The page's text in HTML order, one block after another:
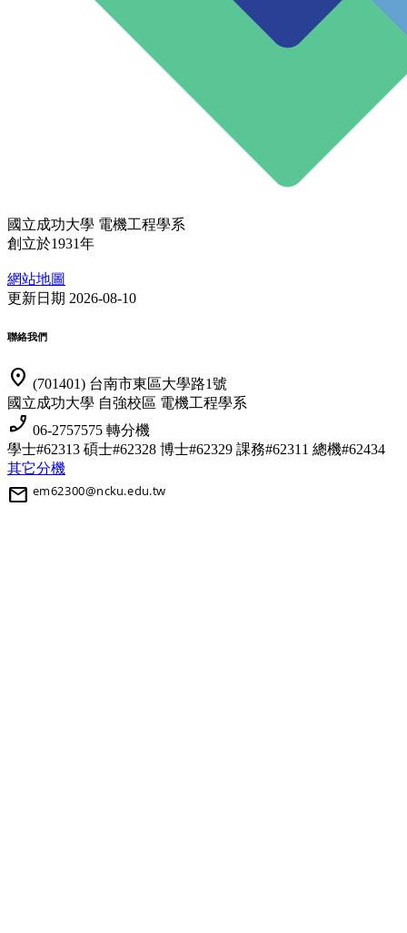
國立成功大學 電機工程學系
創立於1931年
網站地圖
更新日期 2026-08-10
聯絡我們
location_on (701401) 台南市東區大學路1號
國立成功大學 自強校區 電機工程學系
phone_enabled 06-2757575 轉分機
學士#62313 碩士#62328 博士#62329 課務#62311 總機#62434
其它分機
mail